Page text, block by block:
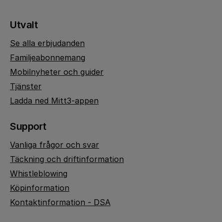
Utvalt
Se alla erbjudanden
Familjeabonnemang
Mobilnyheter och guider
Tjänster
Ladda ned Mitt3-appen
Support
Vanliga frågor och svar
Täckning och driftinformation
Whistleblowing
Köpinformation
Kontaktinformation - DSA